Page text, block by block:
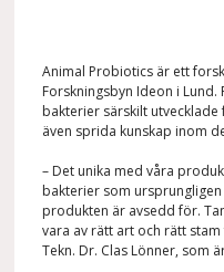
Animal Probiotics är ett
Forskningsbyn Ideon i
bakterier särskilt
även sprida kunskap inom
– Det unika med våra
bakterier som
produkten är avsedd för.
vara av rätt art och rätt
Tekn. Dr. Clas Lönner, som